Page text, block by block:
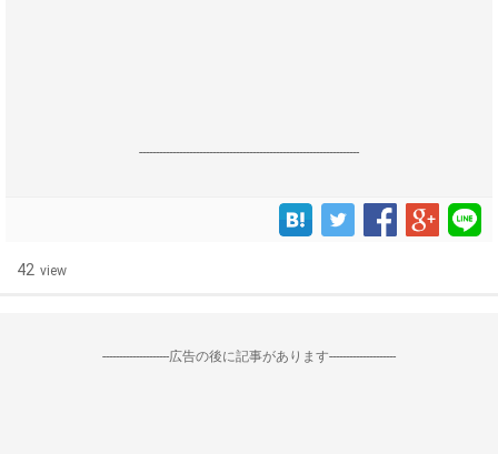
------------------------------------------------------------------
42 view
--------------------広告の後に記事があります--------------------